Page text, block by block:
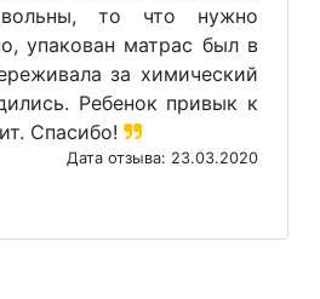
то что нужно
упакован матрас был в
за химический
Ребенок привык к
Спасибо!
Дата отзыва: 23.03.2020